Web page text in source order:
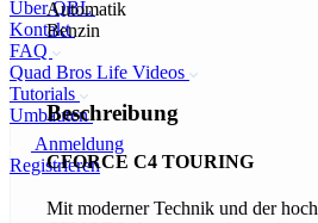
Über QBL
Kontakt
FAQ
Quad Bros Life Videos
Tutorials
Umbauten
Anmeldung
Registrieren
Automatik
Benzin
Beschreibung
CFORCE C4 TOURING
Mit moderner Technik und der